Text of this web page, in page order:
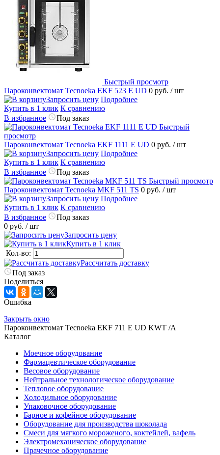
Быстрый просмотр
Пароконвектомат Tecnoeka EKF 523 E UD 0 руб. / шт
Запросить цену Подробнее
Купить в 1 клик К сравнению
В избранное
Под заказ
Быстрый
просмотр
Пароконвектомат Tecnoeka EKF 1111 E UD 0 руб. / шт
Запросить цену Подробнее
Купить в 1 клик К сравнению
В избранное
Под заказ
Быстрый просмотр
Пароконвектомат Tecnoeka MKF 511 TS 0 руб. / шт
Запросить цену Подробнее
Купить в 1 клик К сравнению
В избранное
Под заказ
0 руб. / шт
Запросить цену
Купить в 1 клик
Кол-во:
Рассчитать доставку
Под заказ
Поделиться
Ошибка
Закрыть окно
Пароконвектомат Tecnoeka EKF 711 E UD KWT /A
Каталог
Моечное оборудование
Фармацевтическое оборудование
Весовое оборудование
Нейтральное технологическое оборудование
Тепловое оборудование
Холодильное оборудование
Упаковочное оборудование
Барное и кофейное оборудование
Оборудование для производства шоколада
Смеси для мягкого мороженого, коктейлей, вафель
Электромеханическое оборудование
Прачечное оборудование